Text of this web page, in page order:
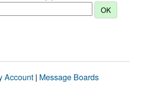
Account | Message Boards